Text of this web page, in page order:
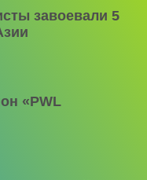
завоевали 5
«PWL